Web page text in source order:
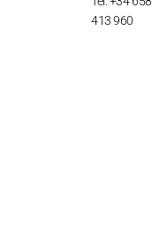
413 960